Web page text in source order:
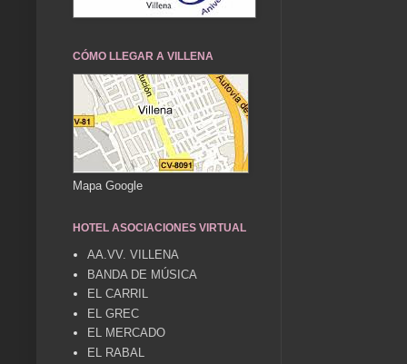
CÓMO LLEGAR A VILLENA
Mapa Google
HOTEL ASOCIACIONES VIRTUAL
AA.VV. VILLENA
BANDA DE MÚSICA
EL CARRIL
EL GREC
EL MERCADO
EL RABAL